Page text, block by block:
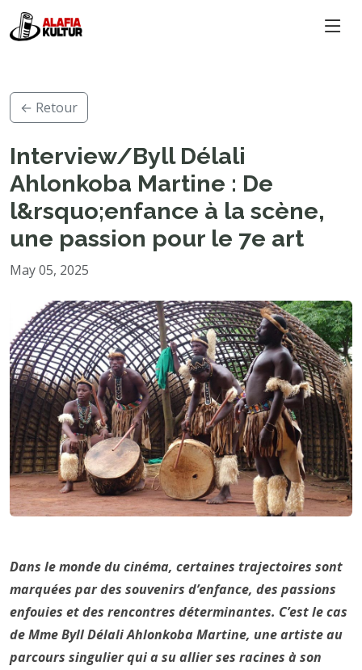
← Retour
Interview/Byll Délali
Ahlonkoba Martine : De
l&rsquo;enfance à la scène,
une passion pour le 7e art
May 05, 2025
Dans le monde du cinéma, certaines trajectoires sont
marquées par des souvenirs d’enfance, des passions
enfouies et des rencontres déterminantes. C’est le cas
de Mme Byll Délali Ahlonkoba Martine, une artiste au
parcours singulier qui a su allier ses racines à son